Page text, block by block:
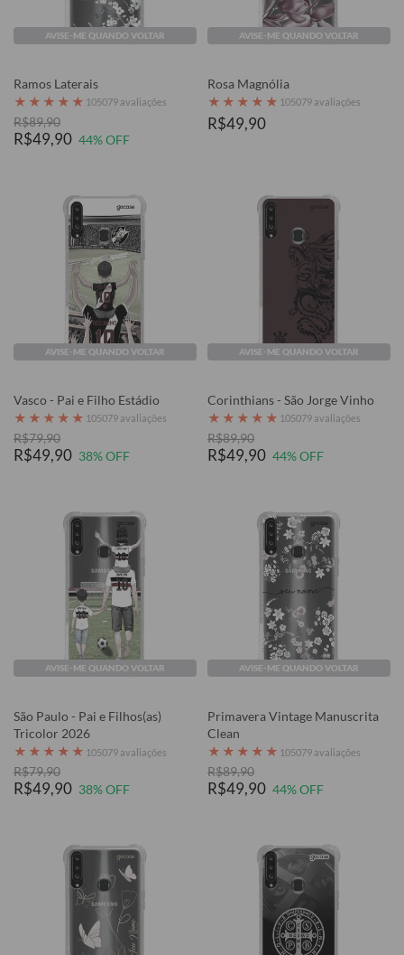
AVISE-ME QUANDO VOLTAR
Ramos Laterais
★ ★ ★ ★ ★ 105079 avaliações
R$89,90
R$49,90 44% OFF
AVISE-ME QUANDO VOLTAR
Rosa Magnólia
★ ★ ★ ★ ★ 105079 avaliações
R$49,90
AVISE-ME QUANDO VOLTAR
Vasco - Pai e Filho Estádio
★ ★ ★ ★ ★ 105079 avaliações
R$79,90
R$49,90 38% OFF
AVISE-ME QUANDO VOLTAR
Corinthians - São Jorge Vinho
★ ★ ★ ★ ★ 105079 avaliações
R$89,90
R$49,90 44% OFF
AVISE-ME QUANDO VOLTAR
São Paulo - Pai e Filhos(as)
Tricolor 2026
★ ★ ★ ★ ★ 105079 avaliações
R$79,90
R$49,90 38% OFF
AVISE-ME QUANDO VOLTAR
Primavera Vintage Manuscrita
Clean
★ ★ ★ ★ ★ 105079 avaliações
R$89,90
R$49,90 44% OFF